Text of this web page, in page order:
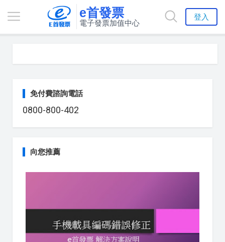
e首發票
電子發票加值中心
登入
免付費諮詢電話
0800-800-402
向您推薦